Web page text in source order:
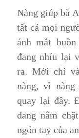
Nàng giúp bà
tất cả mọi
ánh mắt
đang nhíu lại
ra. Mới chỉ
nàng, vì
quay lại đây.
đang nắm
ngón tay của